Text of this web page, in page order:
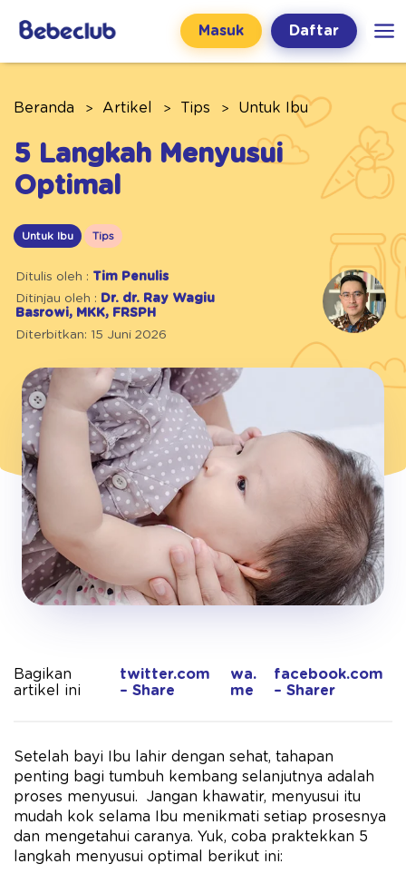
Masuk Daftar
Beranda Artikel Tips Untuk Ibu
5 Langkah Menyusui
Optimal
Untuk Ibu Tips
Ditulis oleh : Tim Penulis
Ditinjau oleh : Dr. dr. Ray Wagiu
Basrowi, MKK, FRSPH
Diterbitkan: 15 Juni 2026
Bagikan
artikel ini
twitter.com
– Share
wa.
me
facebook.com
– Sharer
Setelah bayi Ibu lahir dengan sehat, tahapan
penting bagi tumbuh kembang selanjutnya adalah
proses menyusui. Jangan khawatir, menyusui itu
mudah kok selama Ibu menikmati setiap prosesnya
dan mengetahui caranya. Yuk, coba praktekkan 5
langkah menyusui optimal berikut ini: